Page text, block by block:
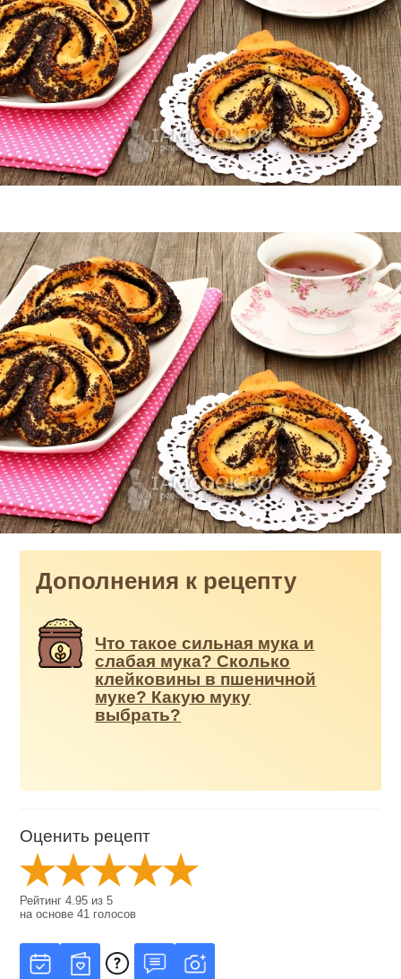
Дополнения к рецепту
Что такое сильная мука и
слабая мука? Сколько
клейковины в пшеничной
муке? Какую муку
выбрать?
Оценить рецепт
Рейтинг4.95 из5
на основе41 голосов